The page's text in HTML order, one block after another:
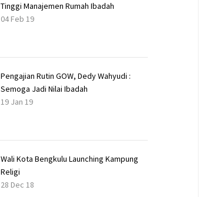
Tinggi Manajemen Rumah Ibadah
04 Feb 19
Pengajian Rutin GOW, Dedy Wahyudi :
Semoga Jadi Nilai Ibadah
19 Jan 19
Wali Kota Bengkulu Launching Kampung
Religi
28 Dec 18